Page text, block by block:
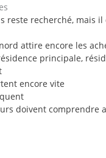
reste recherché, mais
attire encore les
principale,
encore vite
doivent comprendre